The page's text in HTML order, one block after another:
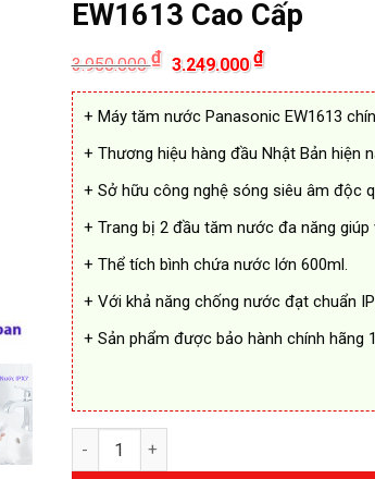
EW1613 Cao Cấp
3.950.000₫ Giá
gốc
là:
3.950.000 ₫.
3.249.000₫Giá
hiện
tại
là:
3.249.000 ₫.
+ Máy tăm nước Panasonic EW1613
+ Thương hiệu hàng đầu Nhật Bản hiện
+ Sở hữu công nghệ sóng siêu âm độc
+ Trang bị 2 đầu tăm nước đa năng giúp
+ Thể tích bình chứa nước lớn 600ml.
+ Với khả năng chống nước đạt chuẩn
+ Sản phẩm được bảo hành chính hãng
Máy Tăm Nước Panasonic EW1613 Cao